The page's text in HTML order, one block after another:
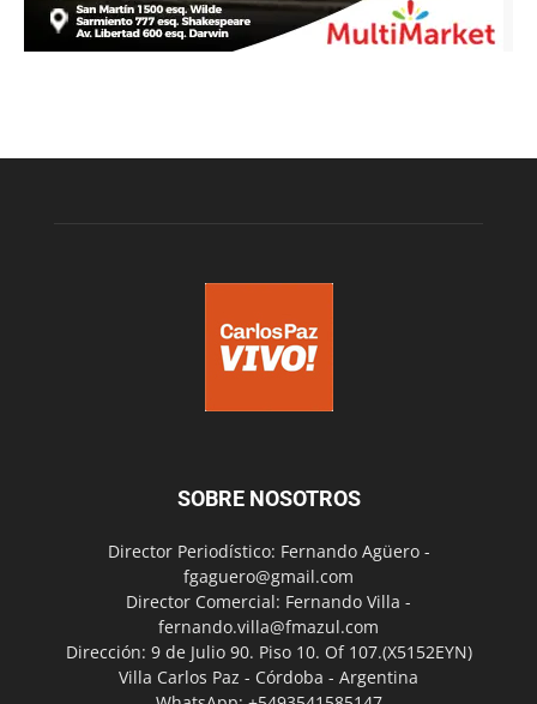
SOBRE NOSOTROS
Director Periodístico: Fernando Agüero -
fgaguero@gmail.com
Director Comercial: Fernando Villa -
fernando.villa@fmazul.com
Dirección: 9 de Julio 90. Piso 10. Of 107.(X5152EYN)
Villa Carlos Paz - Córdoba - Argentina